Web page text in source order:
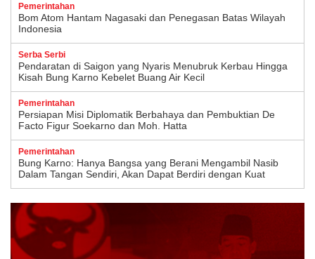
Pemerintahan
Bom Atom Hantam Nagasaki dan Penegasan Batas Wilayah
Indonesia
Serba Serbi
Pendaratan di Saigon yang Nyaris Menubruk Kerbau Hingga
Kisah Bung Karno Kebelet Buang Air Kecil
Pemerintahan
Persiapan Misi Diplomatik Berbahaya dan Pembuktian De
Facto Figur Soekarno dan Moh. Hatta
Pemerintahan
Bung Karno: Hanya Bangsa yang Berani Mengambil Nasib
Dalam Tangan Sendiri, Akan Dapat Berdiri dengan Kuat